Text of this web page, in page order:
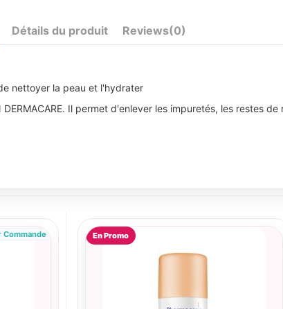
Détails du produit Reviews(0)
nettoyer la peau et l'hydrater
Il permet d'enlever les impuretés, les restes
Commande En Promo